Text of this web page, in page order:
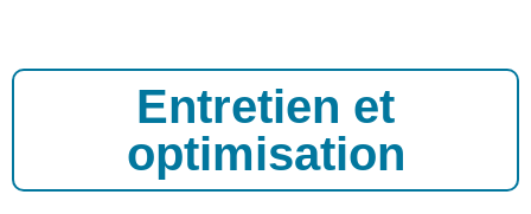
Entretien et
optimisation